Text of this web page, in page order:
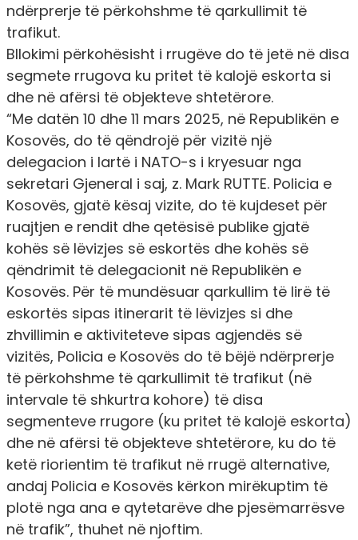
ndërprerje të përkohshme të qarkullimit të
trafikut.
Bllokimi përkohësisht i rrugëve do të jetë në disa
segmete rrugova ku pritet të kalojë eskorta si
dhe në afërsi të objekteve shtetërore.
“Me datën 10 dhe 11 mars 2025, në Republikën e
Kosovës, do të qëndrojë për vizitë një
delegacion i lartë i NATO-s i kryesuar nga
sekretari Gjeneral i saj, z. Mark RUTTE. Policia e
Kosovës, gjatë kësaj vizite, do të kujdeset për
ruajtjen e rendit dhe qetësisë publike gjatë
kohës së lëvizjes së eskortës dhe kohës së
qëndrimit të delegacionit në Republikën e
Kosovës. Për të mundësuar qarkullim të lirë të
eskortës sipas itinerarit të lëvizjes si dhe
zhvillimin e aktiviteteve sipas agjendës së
vizitës, Policia e Kosovës do të bëjë ndërprerje
të përkohshme të qarkullimit të trafikut (në
intervale të shkurtra kohore) të disa
segmenteve rrugore (ku pritet të kalojë eskorta)
dhe në afërsi të objekteve shtetërore, ku do të
ketë riorientim të trafikut në rrugë alternative,
andaj Policia e Kosovës kërkon mirëkuptim të
plotë nga ana e qytetarëve dhe pjesëmarrësve
në trafik”, thuhet në njoftim.